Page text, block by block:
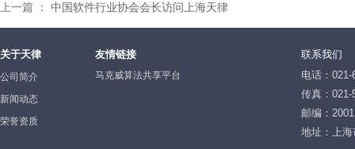
上一篇 ： 中国软件行业协会会长访问上海天律
关于天律
公司简介
新闻动态
荣誉资质
友情链接
马克威算法共享平台
联系我们
电话：021-
传真：021-
邮编：
地址：上